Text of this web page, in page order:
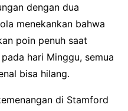
dengan dua
menekankan bahwa
poin penuh saat
hari Minggu, semua
bisa hilang.
di Stamford